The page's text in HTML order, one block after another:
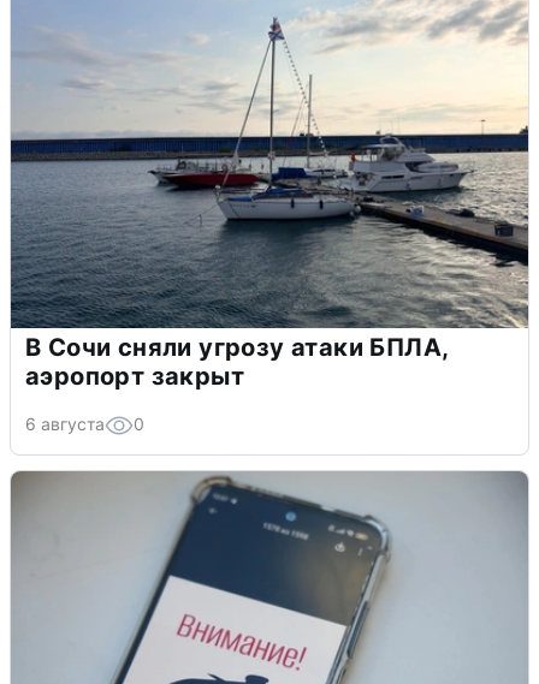
В Сочи сняли угрозу атаки БПЛА,
аэропорт закрыт
6 августа 0